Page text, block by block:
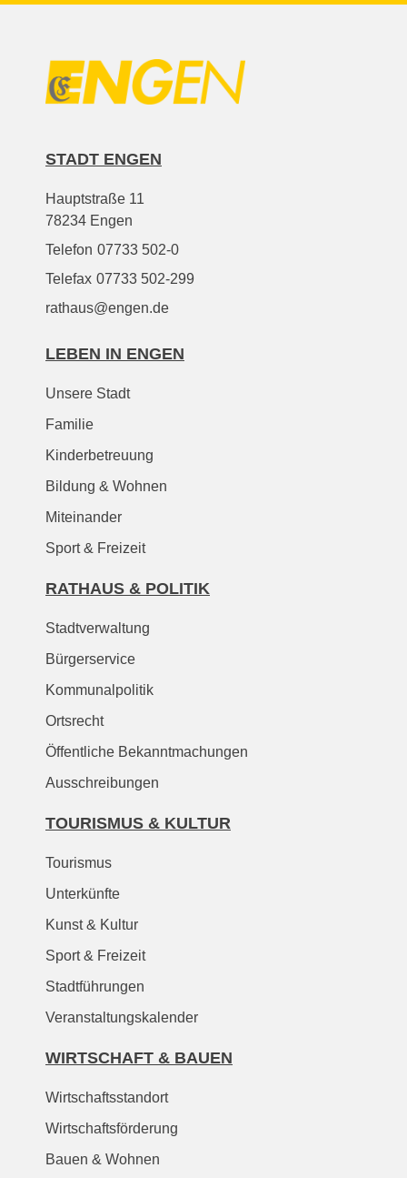
STADT ENGEN
Hauptstraße 11
78234 Engen
Telefon 07733 502-0
Telefax 07733 502-299
rathaus@engen.de
LEBEN IN ENGEN
Unsere Stadt
Familie
Kinderbetreuung
Bildung & Wohnen
Miteinander
Sport & Freizeit
RATHAUS & POLITIK
Stadtverwaltung
Bürgerservice
Kommunalpolitik
Ortsrecht
Öffentliche Bekanntmachungen
Ausschreibungen
TOURISMUS & KULTUR
Tourismus
Unterkünfte
Kunst & Kultur
Sport & Freizeit
Stadtführungen
Veranstaltungskalender
WIRTSCHAFT & BAUEN
Wirtschaftsstandort
Wirtschaftsförderung
Bauen & Wohnen